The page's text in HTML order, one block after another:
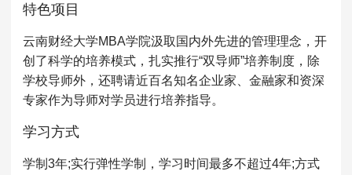
特色项目
云南财经大学MBA学院汲取国内外先进的管理理念，开
创了科学的培养模式，扎实推行“双导师”培养制度，除
学校导师外，还聘请近百名知名企业家、金融家和资深
专家作为导师对学员进行培养指导。
学习方式
学制3年;实行弹性学制，学习时间最多不超过4年;方式